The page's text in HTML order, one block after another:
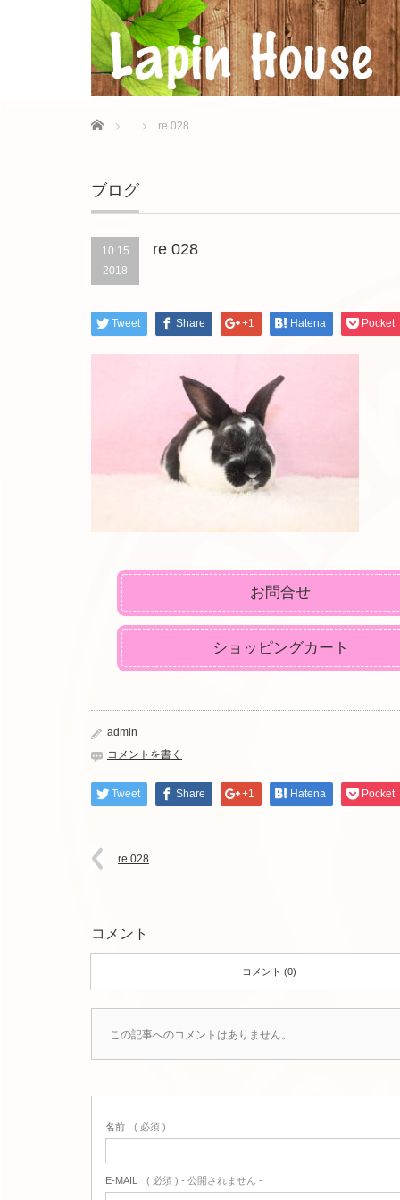
Home re 028
ブログ
10.15
2018
re 028
Tweet Share +1 Hatena Pocket
お問合せ
ショッピングカート
admin
コメントを書く
Tweet Share +1 Hatena Pocket
re 028
コメント
コメント (0)
この記事へのコメントはありません。
名前 ( 必須 )
E-MAIL ( 必須 ) - 公開されません -